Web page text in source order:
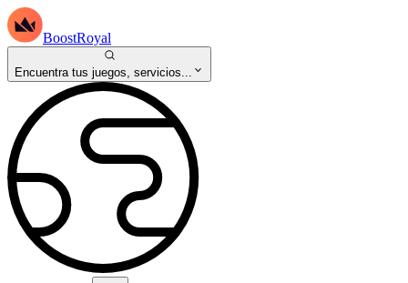
BoostRoyal
Encuentra tus juegos, servicios...